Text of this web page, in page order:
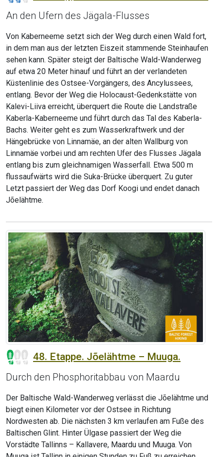
An den Ufern des Jägala-Flusses
Von Kaberneeme setzt sich der Weg durch einen Wald fort,
in dem man aus der letzten Eiszeit stammende Steinhaufen
sehen kann. Später steigt der Baltische Wald-Wanderweg
auf etwa 20 Meter hinauf und führt an der verlandeten
Küstenlinie des Ostsee-Vorgängers, des Ancylussees,
entlang. Bevor der Weg die Holocaust-Gedenkstätte von
Kalevi-Liiva erreicht, überquert die Route die Landstraße
Kaberla-Kaberneeme und führt durch das Tal des Kaberla-
Bachs. Weiter geht es zum Wasserkraftwerk und der
Hängebrücke von Linnamäe, an der alten Wallburg von
Linnamäe vorbei und am rechten Ufer des Flusses Jägala
entlang bis zum gleichnamigen Wasserfall. Etwa 500 m
flussaufwärts wird die Suka-Brücke überquert. Zu guter
Letzt passiert der Weg das Dorf Koogi und endet danach
Jõelähtme.
48. Etappe. Jõelähtme – Muuga.
Durch den Phosphoritabbau von Maardu
Der Baltische Wald-Wanderweg verlässt die Jõelähtme und
biegt einen Kilometer vor der Ostsee in Richtung
Nordwesten ab. Die nächsten 3 km verlaufen am Fuße des
Baltischen Glint. Hinter Ülgase passiert der Weg die
Vorstädte Tallinns – Kallavere, Maardu und Muuga. Von